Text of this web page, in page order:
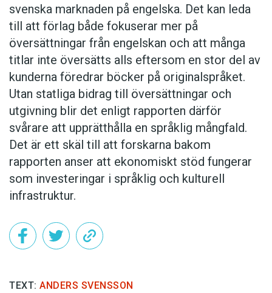
svenska marknaden på engelska. Det kan leda
till att förlag både fokuserar mer på
översättningar från engelskan och att många
titlar inte översätts alls eftersom en stor del av
kunderna föredrar böcker på originalspråket.
Utan statliga bidrag till översättningar och
utgivning blir det enligt rapporten därför
svårare att upprätthålla en språklig mångfald.
Det är ett skäl till att forskarna bakom
rapporten anser att ekonomiskt stöd fungerar
som investeringar i språklig och kulturell
infrastruktur.
TEXT: ANDERS SVENSSON